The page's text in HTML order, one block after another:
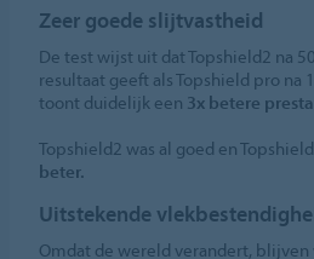
Zeer goede slijtvastheid
De test wijst uit dat Topshield2 na
resultaat geeft als Topshield pro na
toont duidelijk een 3x betere
Topshield2 was al goed en
beter.
Uitstekende
Omdat de wereld verandert,